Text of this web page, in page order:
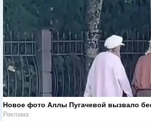
Новое фото Аллы Пугачевой вызвало
Реклама